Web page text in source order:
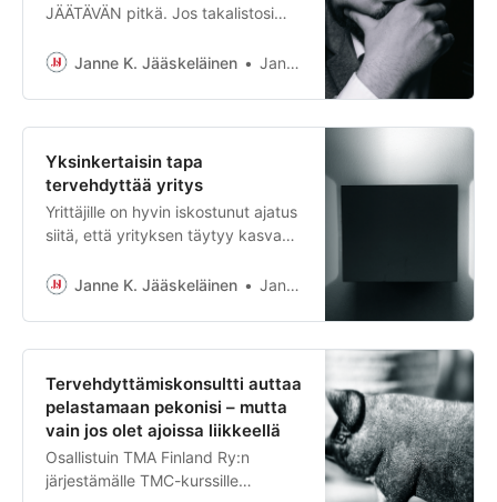
JÄÄTÄVÄN pitkä. Jos takalistosi
lukaisemaan kaikki tähän
yritysaiheiset ohjeet ja neuvot
yhdeltä istumalta. Jos luet tätä
kirjoitusta, sinäkin olet luultavasti
yrittäjä. Ja koska olet yrittäjä,
ongelmasi ovat hyvin erilaisia kuin
tavallisilla tallukoilla. Yrittäjät ovat
arjen supersankareita, ja kaikista ei
Janne K. Jääskeläinen Janne K. Jääskeläinen
Yksinkertaisin tapa
tervehdyttää yritys
Yrittäjille on hyvin iskostunut ajatus
siitä, että yrityksen täytyy kasvaa
tervehdyttämisessä tavoitteena on
muovata yritys, joka on pienempi,
fokusoituneempi ja kannattavampi
kuin mitä se oli lähtötilanteessa.
Jos haluat yrityksestäsi
kannattavamman, siihen auttaa
kolme asiaa: 1. Nosta hintoja. 2.
Karsi kuluja. 3. Paranna ja nopeuta
palvelua.
Janne K. Jääskeläinen Janne K. Jääskeläinen
Tervehdyttämiskonsultti auttaa
pelastamaan pekonisi – mutta
vain jos olet ajoissa liikkeellä
Osallistuin TMA Finland Ry:n
järjestämälle TMC-kurssille